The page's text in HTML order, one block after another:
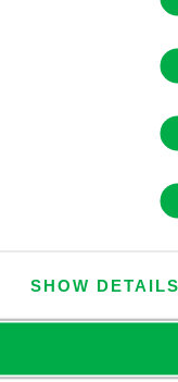
SHOW
NAHER OSTEN,